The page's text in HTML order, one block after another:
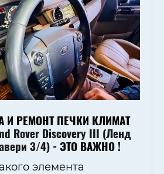
И РЕМОНТ ПЕЧКИ КЛИМАТ
Rover Discovery III (Ленд
3/4)- ЭТО ВАЖНО !
элемента